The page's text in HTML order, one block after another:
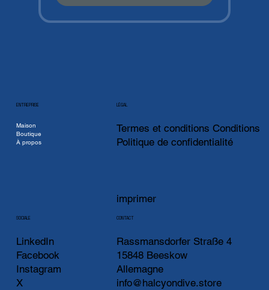
ENTREPRISE
Maison
Boutique
À propos
LÉGAL
Termes et conditions Conditions
Politique de confidentialité
imprimer
SOCIALE
LinkedIn
Facebook
Instagram
X
CONTACT
Rassmansdorfer Straße 4
15848 Beeskow
Allemagne
info@halcyondive.store